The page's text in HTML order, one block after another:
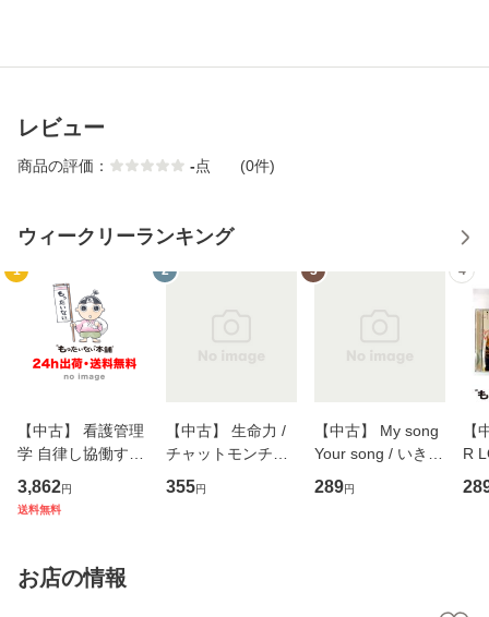
レビュー
商品の評価： -点 (0件)
ウィークリーランキング
1
【中古】 看護管理
学 自律し協働する
専門職の看護マネ
ジメントスキル 改
恵 藤本幸三 / 南江
堂 [単行
3,862円
送料無料
2
【中古】 生命力 /
チャットモンチー /
キューンレコード
[CD]【メール便送
355円
3
【中古】 My song
Your song / いきも
のがかり / [CD]
【メール便送料無
289円
4
【
R
産
お店の情報